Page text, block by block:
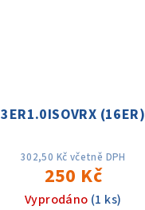
3ER1.0ISOVRX (16ER)
302,50 Kč včetně DPH
250 Kč
Vyprodáno (1 ks)